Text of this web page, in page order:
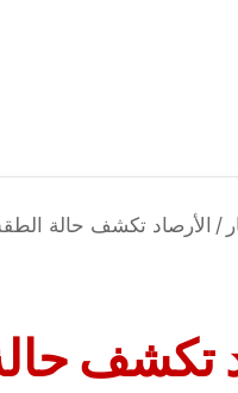
/ الأرصاد تكشف حالة
تكشف